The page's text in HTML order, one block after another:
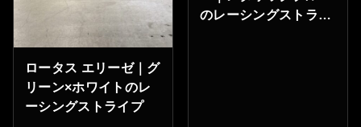
ロータス エリーゼ｜グ
リーン×ホワイトのレ
ーシングストライプ
のレーシングストライ